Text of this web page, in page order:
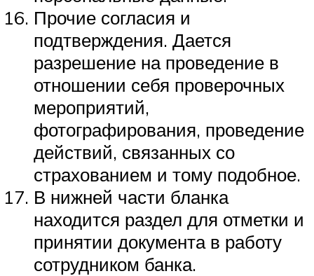
Прочие согласия и
подтверждения. Дается
разрешение на проведение в
отношении себя проверочных
мероприятий,
фотографирования, проведение
действий, связанных со
страхованием и тому подобное.
В нижней части бланка
находится раздел для отметки и
принятии документа в работу
сотрудником банка.